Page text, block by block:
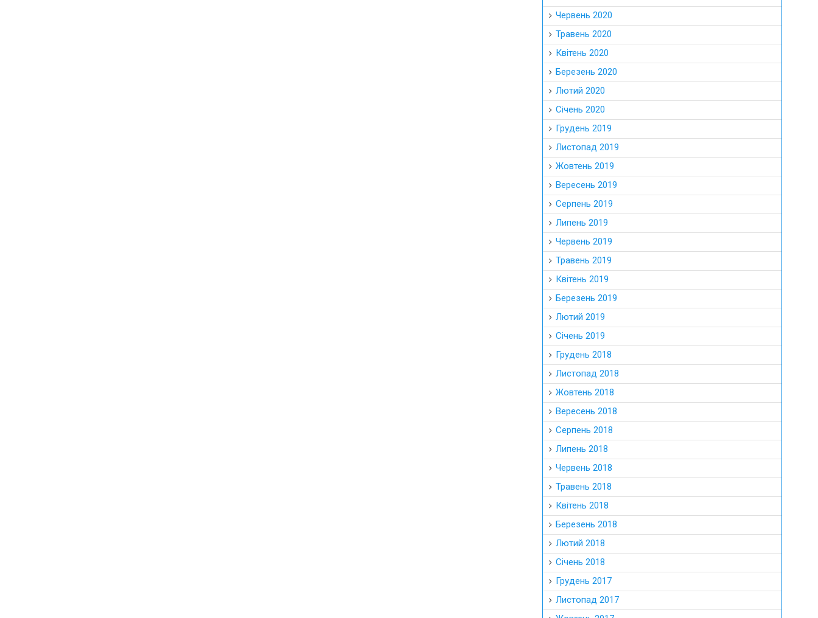
Червень 2020
Травень 2020
Квітень 2020
Березень 2020
Лютий 2020
Січень 2020
Грудень 2019
Листопад 2019
Жовтень 2019
Вересень 2019
Серпень 2019
Липень 2019
Червень 2019
Травень 2019
Квітень 2019
Березень 2019
Лютий 2019
Січень 2019
Грудень 2018
Листопад 2018
Жовтень 2018
Вересень 2018
Серпень 2018
Липень 2018
Червень 2018
Травень 2018
Квітень 2018
Березень 2018
Лютий 2018
Січень 2018
Грудень 2017
Листопад 2017